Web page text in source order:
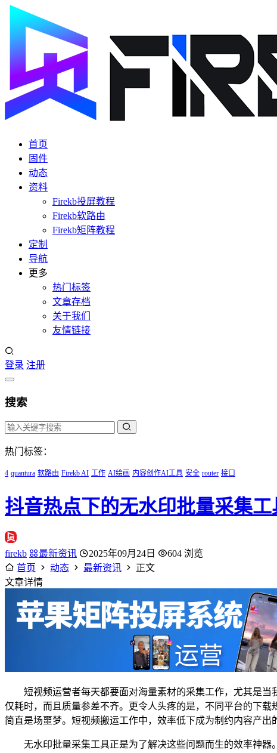
首页
固件
动态
资料
Firekb投屏教程
Firekb软路由
Firekb矩阵教程
定制
导航
更多
热门标签
文章存档
关于我们
友情链接
登录 注册
搜索
热门标签：
4 quantura 软路由 Firekb AI 工作 AI绘画 内容创作AI工具 安全 router 接口
抖音热点下的无水印批量采集
firekb 最新资讯 2025年09月24日
604 浏览
首页
动态 最新资讯
正文
文章详情
短视频运营者每天都要面对海量素材的采集工作，尤其是
仅耗时，而且质量参差不齐。更令人头疼的是，不同平台的下
简直是场噩梦。短视频搬运工作中，效率低下成为制约内容产出
无水印批量采集工具正是为了解决这些问题而生的效率神